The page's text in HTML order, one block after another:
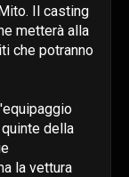
Il casting
metterà alla
che potranno
della
la vettura